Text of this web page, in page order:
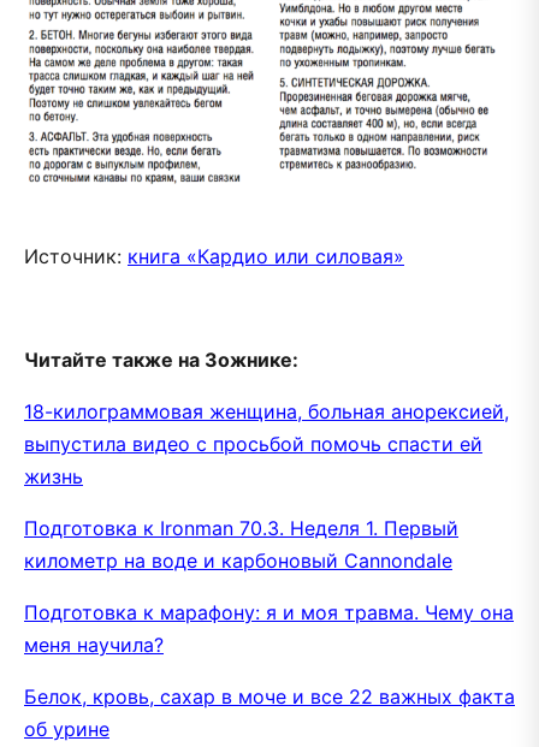
Источник: книга «Кардио или силовая»
Читайте также на Зожнике:
18-килограммовая женщина, больная анорексией,
выпустила видео с просьбой помочь спасти ей
жизнь
Подготовка к Ironman 70.3. Неделя 1. Первый
километр на воде и карбоновый Cannondale
Подготовка к марафону: я и моя травма. Чему она
меня научила?
Белок, кровь, сахар в моче и все 22 важных факта
об урине